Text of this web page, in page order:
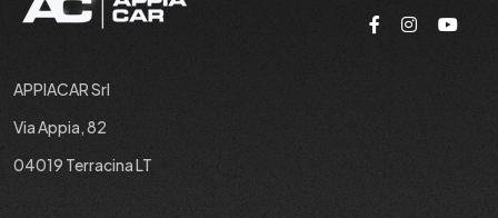
APPIACAR Srl
Via Appia, 82
04019 Terracina LT